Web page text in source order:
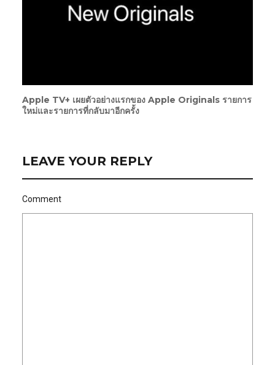
Apple TV+ เผยตัวอย่างแรกของ Apple Originals รายการ
ใหม่และรายการที่กลับมาอีกครั้ง
LEAVE YOUR REPLY
Comment